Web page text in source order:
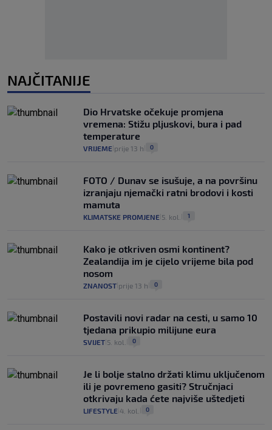
NAJČITANIJE
Dio Hrvatske očekuje promjena
vremena: Stižu pljuskovi, bura i pad
temperature
VRIJEME prije 13 h 0
FOTO / Dunav se isušuje, a na površinu
izranjaju njemački ratni brodovi i kosti
mamuta
KLIMATSKE PROMJENE 5. kol. 1
Kako je otkriven osmi kontinent?
Zealandija im je cijelo vrijeme bila pod
nosom
ZNANOST prije 13 h 0
Postavili novi radar na cesti, u samo 10
tjedana prikupio milijune eura
SVIJET 5. kol. 0
Je li bolje stalno držati klimu uključenom
ili je povremeno gasiti? Stručnjaci
otkrivaju kada ćete najviše uštedjeti
LIFESTYLE 4. kol. 0